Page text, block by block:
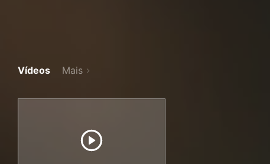
Vídeos Mais